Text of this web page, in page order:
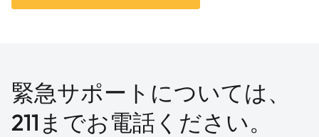
緊急サポートについては、
211までお電話ください。